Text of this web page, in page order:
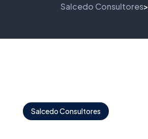
Salcedo Consultores>
Salcedo Consultores